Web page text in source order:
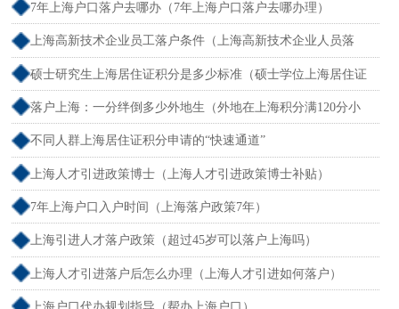
7年上海户口落户去哪办（7年上海户口落户去哪办理）
上海高新技术企业员工落户条件（上海高新技术企业人员落
户）
硕士研究生上海居住证积分是多少标准（硕士学位上海居住证
积分）
落户上海：一分绊倒多少外地生（外地在上海积分满120分小
孩可以考上海大学吗）
不同人群上海居住证积分申请的“快速通道”
上海人才引进政策博士（上海人才引进政策博士补贴）
7年上海户口入户时间（上海落户政策7年）
上海引进人才落户政策（超过45岁可以落户上海吗）
上海人才引进落户后怎么办理（上海人才引进如何落户）